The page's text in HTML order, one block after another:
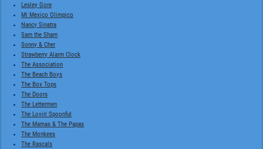
Lesley Gore
Mi Mexico Olimpico
Nancy Sinatra
Sam the Sham
Sonny & Cher
Strawberry Alarm Clock
The Association
The Beach Boys
The Box Tops
The Doors
The Lettermen
The Lovin' Spoonful
The Mamas & The Papas
The Monkees
The Rascals